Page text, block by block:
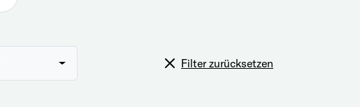
Filter zurücksetzen